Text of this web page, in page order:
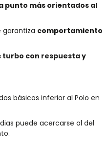
punto más orientados al
comportamiento
con respuesta y
básicos inferior al Polo en
puede acercarse al del